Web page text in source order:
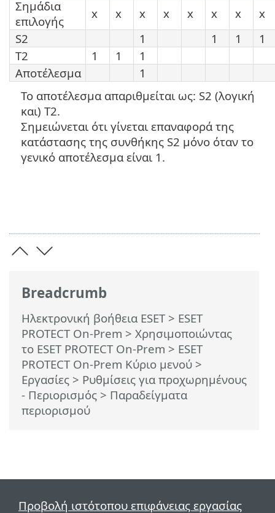
Breadcrumb
Ηλεκτρονική βοήθεια ESET> ESET
PROTECT On-Prem > Χρησιμοποιώντας
το ESET PROTECT On-Prem > ESET
PROTECT On-Prem Κύριο μενού >
Εργασίες > Ρυθμίσεις για προχωρημένους
- Περιορισμός > Παραδείγματα
περιορισμού
Σημάδια
επιλογής
x x x x x x x
x
S2
1 1 1
1
T2
1 1
1
Αποτέλεσμα
1
Το αποτέλεσμα απαριθμείται ως: S2 (λογική
και) T2.
Σημειώνεται ότι γίνεται επαναφορά της
κατάστασης της συνθήκης S2 μόνο όταν το
γενικό αποτέλεσμα είναι 1.
Προβολή ιστότοπου επιφάνειας εργασίας